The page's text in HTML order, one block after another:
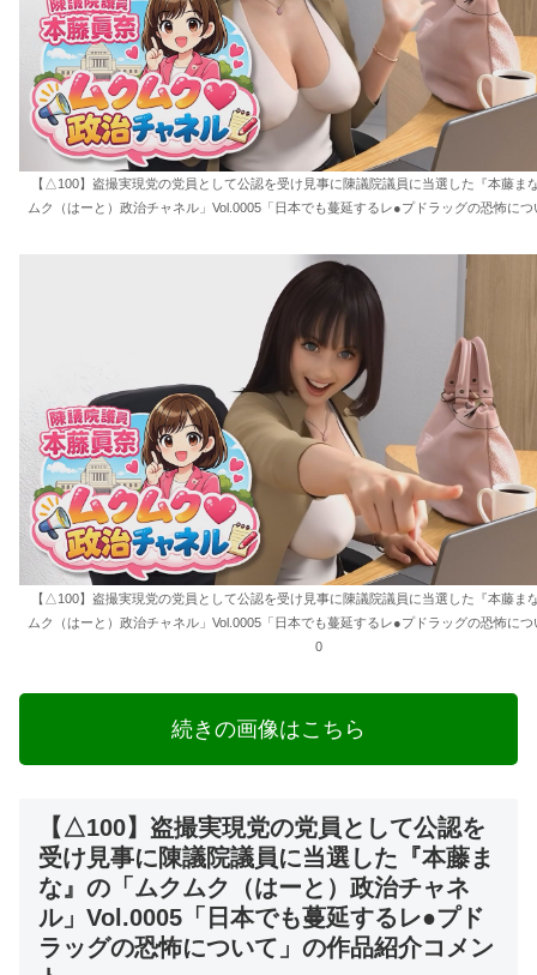
【△100】盗撮実現党の党員として公認を受け見事に陳議院議員に当選した『本藤ま
ムク（はーと）政治チャネル」Vol.0005「日本でも蔓延するレ●プドラッグの恐怖に
【△100】盗撮実現党の党員として公認を受け見事に陳議院議員に当選した『本藤ま
ムク（はーと）政治チャネル」Vol.0005「日本でも蔓延するレ●プドラッグの恐怖に
0
続きの画像はこちら
【△100】盗撮実現党の党員として公認を
受け見事に陳議院議員に当選した『本藤ま
な』の「ムクムク（はーと）政治チャネ
ル」Vol.0005「日本でも蔓延するレ●プド
ラッグの恐怖について」の作品紹介コメン